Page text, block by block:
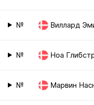
№ Виллард
№ Ноа
№ Марвин